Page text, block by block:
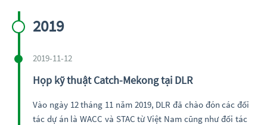
2019
2019-11-12
Họp kỹ thuật Catch-Mekong tại DLR
Vào ngày 12 tháng 11 năm 2019, DLR đã chào đón các đối
tác dự án là WACC và STAC từ Việt Nam cũng như đối tác